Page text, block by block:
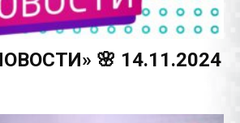
🌸 14.11.2024